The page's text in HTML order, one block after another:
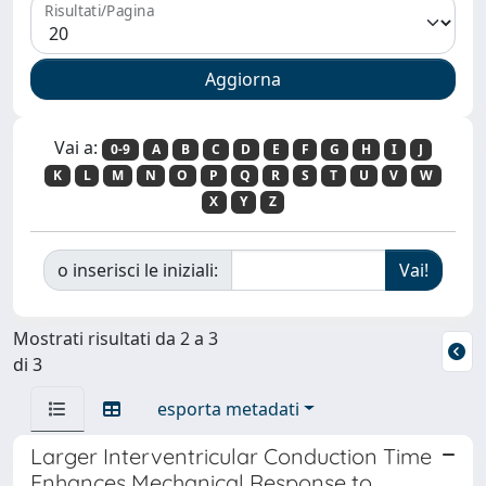
Risultati/Pagina
Vai a: 0-9 A B C D E F G H I
J
K
L M N O P Q R S T U V
W
X
Y Z
o inserisci le iniziali:
Mostrati risultati da 2 a 3
di 3
esporta metadati
Larger Interventricular Conduction Time